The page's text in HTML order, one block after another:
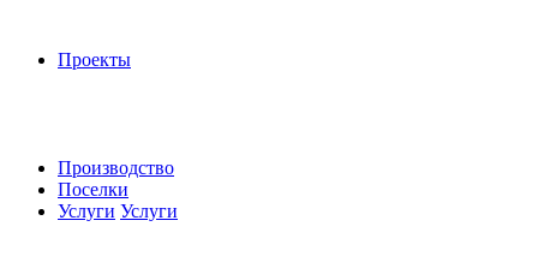
Проекты
Производство
Поселки
Услуги Услуги